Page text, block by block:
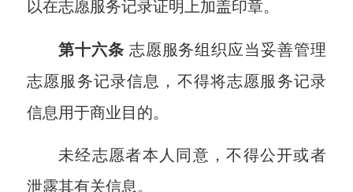
以在志愿服务记录证明上加盖印章。
第十六条 志愿服务组织应当妥善管理
志愿服务记录信息，不得将志愿服务记录
信息用于商业目的。
未经志愿者本人同意，不得公开或者
泄露其有关信息。